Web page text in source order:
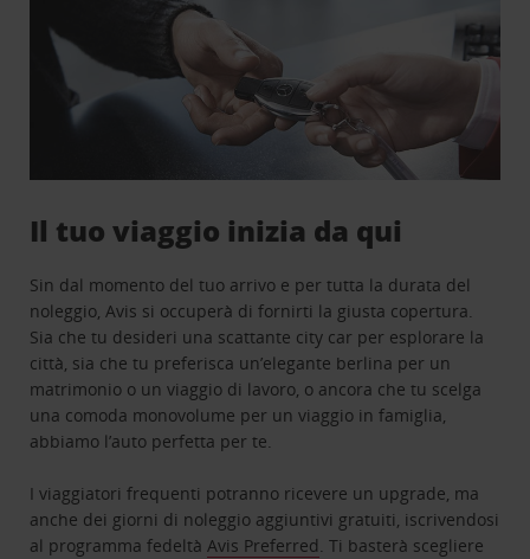
Il tuo viaggio inizia da qui
Sin dal momento del tuo arrivo e per tutta la durata del
noleggio, Avis si occuperà di fornirti la giusta copertura.
Sia che tu desideri una scattante city car per esplorare la
città, sia che tu preferisca un’elegante berlina per un
matrimonio o un viaggio di lavoro, o ancora che tu scelga
una comoda monovolume per un viaggio in famiglia,
abbiamo l’auto perfetta per te.
I viaggiatori frequenti potranno ricevere un upgrade, ma
anche dei giorni di noleggio aggiuntivi gratuiti, iscrivendosi
al programma fedeltàAvis Preferred. Ti basterà scegliere